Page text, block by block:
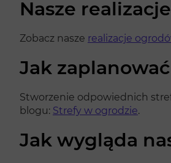
Nasze realizacje
Zobacz nasze realizacje
Jak
Stworzenie odpowiednich
blogu: Strefy w ogrodzie.
Jak wygląda